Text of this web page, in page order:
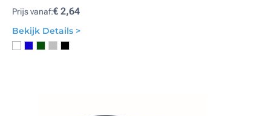
Prijs vanaf:€ 2,64
Bekijk Details >